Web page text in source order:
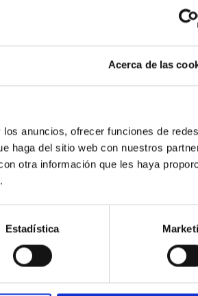
Acerca de las
anuncios, ofrecer funciones de
haga del sitio web con nuestros
otra información que les haya
Estadística
the graphic history of the
for among our archives.